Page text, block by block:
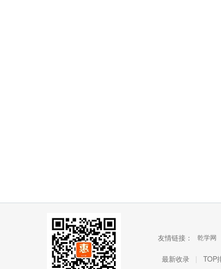
友情链接： 乾学网
最新收录 | TOP